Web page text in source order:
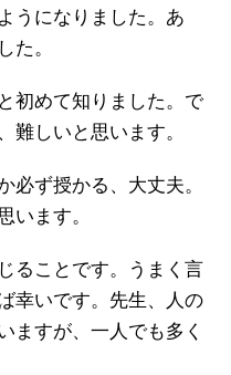
うになりました。あ
た。
初めて知りました。で
難しいと思います。
必ず授かる、大丈夫。
います。
ることです。うまく言
幸いです。先生、人の
ますが、一人でも多く